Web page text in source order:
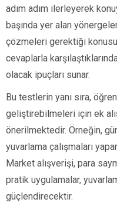
adım adım ilerleyerek
başında yer alan
çözmeleri gerektiği
cevaplarla
olacak ipuçları sunar.
Bu testlerin yanı sıra,
geliştirebilmeleri için ek
önerilmektedir. Örneğin,
yuvarlama çalışmaları
Market alışverişi, para
pratik uygulamalar,
güçlendirecektir.